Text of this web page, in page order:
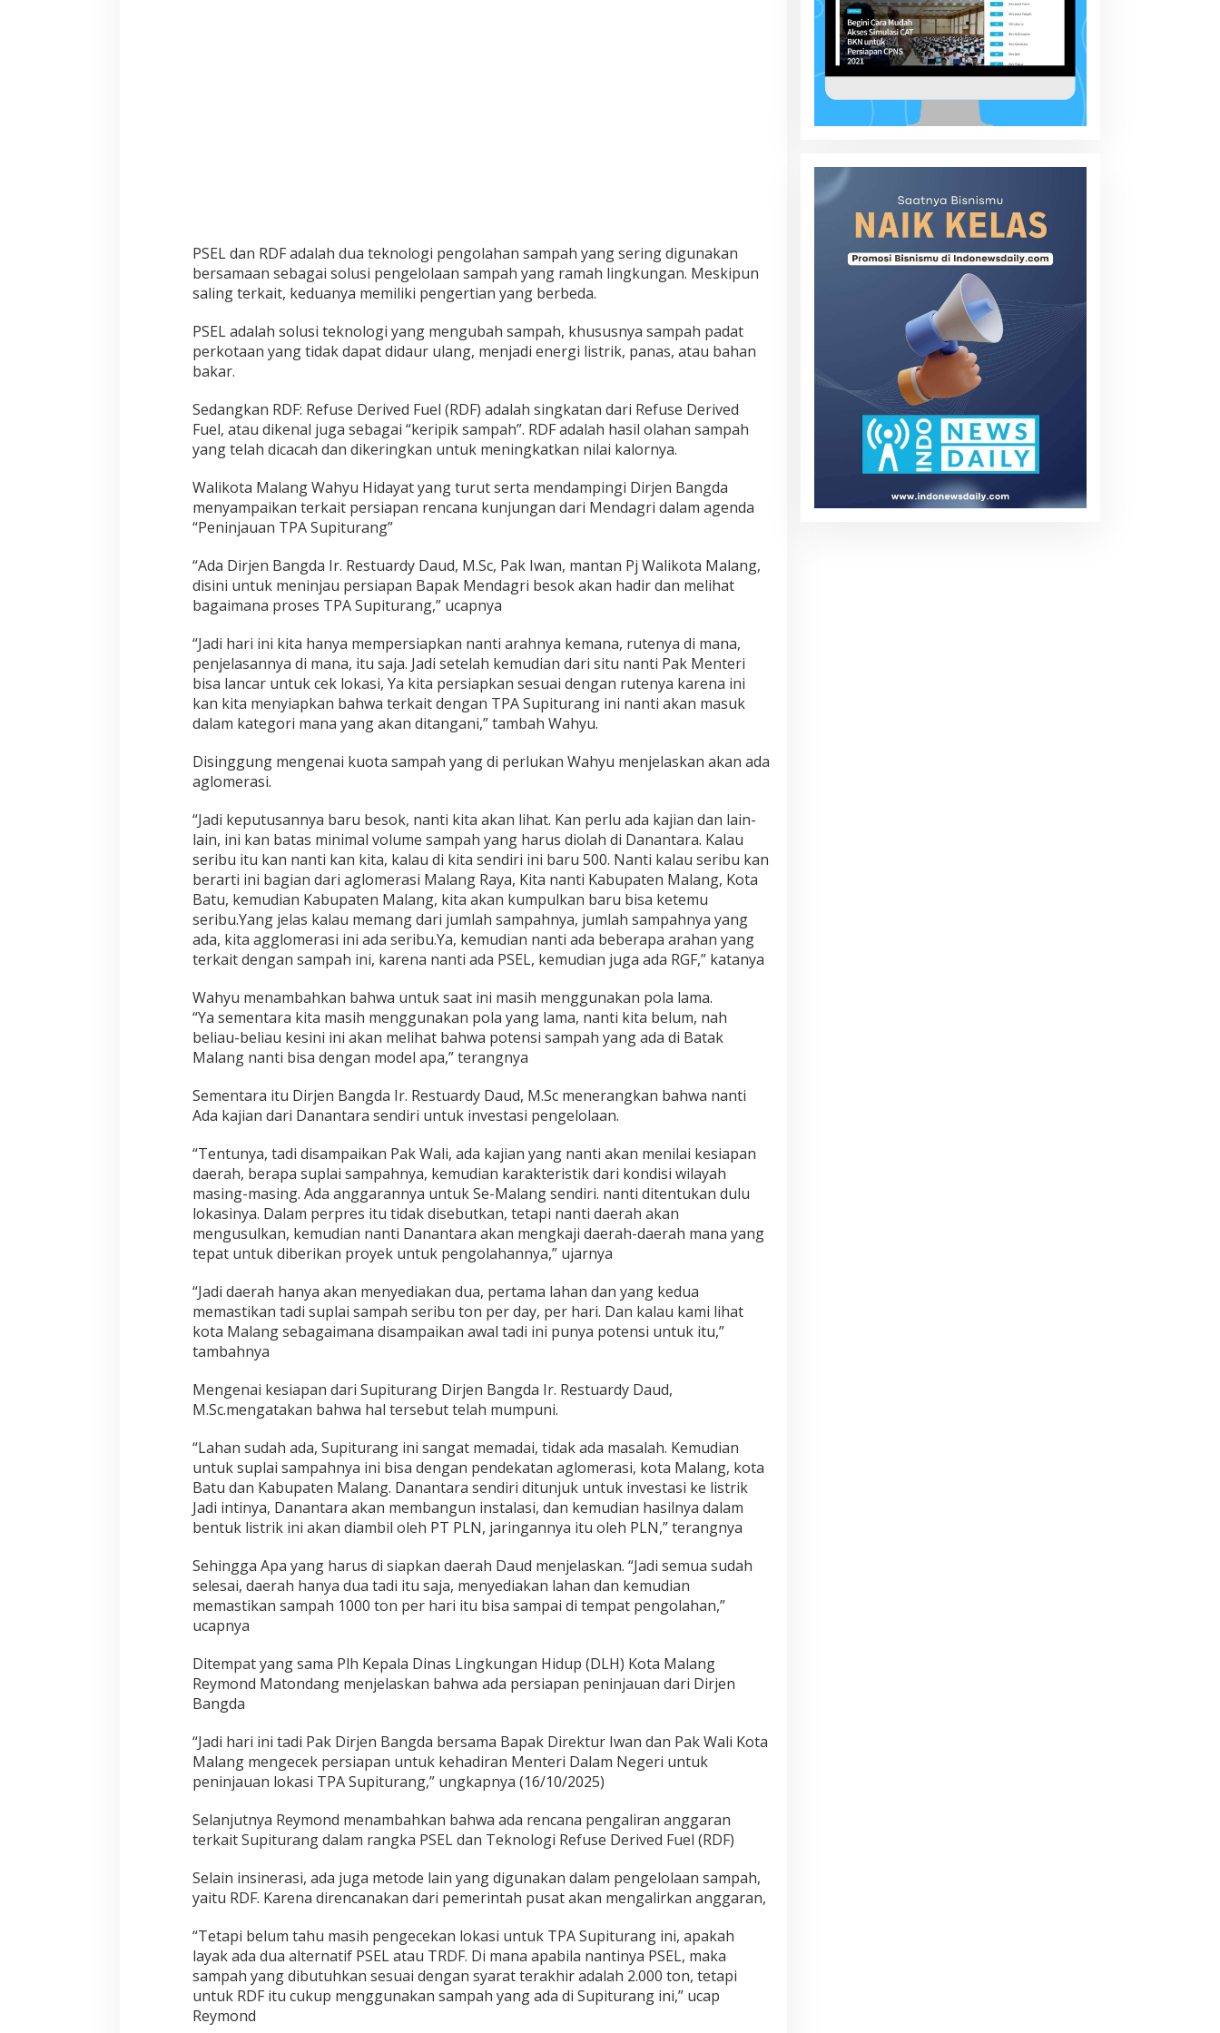
S
a
m
a
h
P
S
L
a
n
R
F
)
PSEL dan RDF adalah dua teknologi pengolahan sampah yang sering digunakan
bersamaan sebagai solusi pengelolaan sampah yang ramah lingkungan. Meskipun
saling terkait, keduanya memiliki pengertian yang berbeda.
PSEL adalah solusi teknologi yang mengubah sampah, khususnya sampah padat
perkotaan yang tidak dapat didaur ulang, menjadi energi listrik, panas, atau bahan
bakar.
Sedangkan RDF: Refuse Derived Fuel (RDF) adalah singkatan dari Refuse Derived
Fuel, atau dikenal juga sebagai “keripik sampah”. RDF adalah hasil olahan sampah
yang telah dicacah dan dikeringkan untuk meningkatkan nilai kalornya.
Walikota Malang Wahyu Hidayat yang turut serta mendampingi Dirjen Bangda
menyampaikan terkait persiapan rencana kunjungan dari Mendagri dalam agenda
“Peninjauan TPA Supiturang”
“Ada Dirjen Bangda Ir. Restuardy Daud, M.Sc, Pak Iwan, mantan Pj Walikota Malang,
disini untuk meninjau persiapan Bapak Mendagri besok akan hadir dan melihat
bagaimana proses TPA Supiturang,” ucapnya
“Jadi hari ini kita hanya mempersiapkan nanti arahnya kemana, rutenya di mana,
penjelasannya di mana, itu saja. Jadi setelah kemudian dari situ nanti Pak Menteri
bisa lancar untuk cek lokasi, Ya kita persiapkan sesuai dengan rutenya karena ini
kan kita menyiapkan bahwa terkait dengan TPA Supiturang ini nanti akan masuk
dalam kategori mana yang akan ditangani,” tambah Wahyu.
Disinggung mengenai kuota sampah yang di perlukan Wahyu menjelaskan akan ada
aglomerasi.
“Jadi keputusannya baru besok, nanti kita akan lihat. Kan perlu ada kajian dan lain-
lain, ini kan batas minimal volume sampah yang harus diolah di Danantara. Kalau
seribu itu kan nanti kan kita, kalau di kita sendiri ini baru 500. Nanti kalau seribu kan
berarti ini bagian dari aglomerasi Malang Raya, Kita nanti Kabupaten Malang, Kota
Batu, kemudian Kabupaten Malang, kita akan kumpulkan baru bisa ketemu
seribu.Yang jelas kalau memang dari jumlah sampahnya, jumlah sampahnya yang
ada, kita agglomerasi ini ada seribu.Ya, kemudian nanti ada beberapa arahan yang
terkait dengan sampah ini, karena nanti ada PSEL, kemudian juga ada RGF,” katanya
Wahyu menambahkan bahwa untuk saat ini masih menggunakan pola lama.
“Ya sementara kita masih menggunakan pola yang lama, nanti kita belum, nah
beliau-beliau kesini ini akan melihat bahwa potensi sampah yang ada di Batak
Malang nanti bisa dengan model apa,” terangnya
Sementara itu Dirjen Bangda Ir. Restuardy Daud, M.Sc menerangkan bahwa nanti
Ada kajian dari Danantara sendiri untuk investasi pengelolaan.
“Tentunya, tadi disampaikan Pak Wali, ada kajian yang nanti akan menilai kesiapan
daerah, berapa suplai sampahnya, kemudian karakteristik dari kondisi wilayah
masing-masing. Ada anggarannya untuk Se-Malang sendiri. nanti ditentukan dulu
lokasinya. Dalam perpres itu tidak disebutkan, tetapi nanti daerah akan
mengusulkan, kemudian nanti Danantara akan mengkaji daerah-daerah mana yang
tepat untuk diberikan proyek untuk pengolahannya,” ujarnya
“Jadi daerah hanya akan menyediakan dua, pertama lahan dan yang kedua
memastikan tadi suplai sampah seribu ton per day, per hari. Dan kalau kami lihat
kota Malang sebagaimana disampaikan awal tadi ini punya potensi untuk itu,”
tambahnya
Mengenai kesiapan dari Supiturang Dirjen Bangda Ir. Restuardy Daud,
M.Sc.mengatakan bahwa hal tersebut telah mumpuni.
“Lahan sudah ada, Supiturang ini sangat memadai, tidak ada masalah. Kemudian
untuk suplai sampahnya ini bisa dengan pendekatan aglomerasi, kota Malang, kota
Batu dan Kabupaten Malang. Danantara sendiri ditunjuk untuk investasi ke listrik
Jadi intinya, Danantara akan membangun instalasi, dan kemudian hasilnya dalam
bentuk listrik ini akan diambil oleh PT PLN, jaringannya itu oleh PLN,” terangnya
Sehingga Apa yang harus di siapkan daerah Daud menjelaskan. “Jadi semua sudah
selesai, daerah hanya dua tadi itu saja, menyediakan lahan dan kemudian
memastikan sampah 1000 ton per hari itu bisa sampai di tempat pengolahan,”
ucapnya
Ditempat yang sama Plh Kepala Dinas Lingkungan Hidup (DLH) Kota Malang
Reymond Matondang menjelaskan bahwa ada persiapan peninjauan dari Dirjen
Bangda
“Jadi hari ini tadi Pak Dirjen Bangda bersama Bapak Direktur Iwan dan Pak Wali Kota
Malang mengecek persiapan untuk kehadiran Menteri Dalam Negeri untuk
peninjauan lokasi TPA Supiturang,” ungkapnya (16/10/2025)
Selanjutnya Reymond menambahkan bahwa ada rencana pengaliran anggaran
terkait Supiturang dalam rangka PSEL dan Teknologi Refuse Derived Fuel (RDF)
Selain insinerasi, ada juga metode lain yang digunakan dalam pengelolaan sampah,
yaitu RDF. Karena direncanakan dari pemerintah pusat akan mengalirkan anggaran,
“Tetapi belum tahu masih pengecekan lokasi untuk TPA Supiturang ini, apakah
layak ada dua alternatif PSEL atau TRDF. Di mana apabila nantinya PSEL, maka
sampah yang dibutuhkan sesuai dengan syarat terakhir adalah 2.000 ton, tetapi
untuk RDF itu cukup menggunakan sampah yang ada di Supiturang ini,” ucap
Reymond